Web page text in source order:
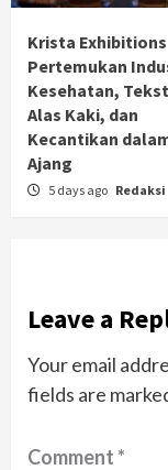
Krista Exhibitions
Pertemukan
Kesehatan,
Alas Kaki, dan
Kecantikan
Ajang
5 days ago Redaksi
Leave a
Your email
fields are
Comment*